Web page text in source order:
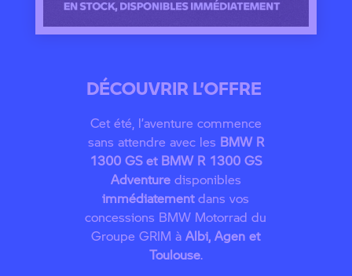
DÉCOUVRIR L’OFFRE
Cet été, l’aventure commence
sans attendre avec les BMW R
1300 GS et BMW R 1300 GS
Adventuredisponibles
immédiatementdans vos
concessions BMW Motorrad du
Groupe GRIM àAlbi, Agen et
Toulouse.